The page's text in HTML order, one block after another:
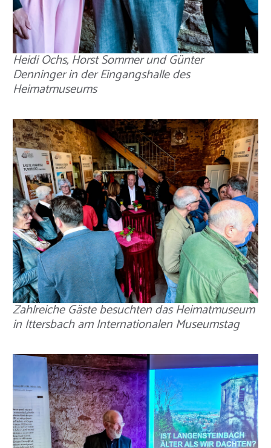
Heidi Ochs, Horst Sommer und Günter
Denninger in der Eingangshalle des
Heimatmuseums
Zahlreiche Gäste besuchten das Heimatmuseum
in Ittersbach am Internationalen Museumstag